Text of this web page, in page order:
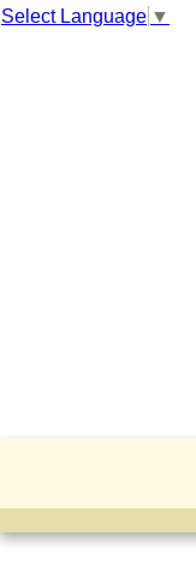
Select Language ▼